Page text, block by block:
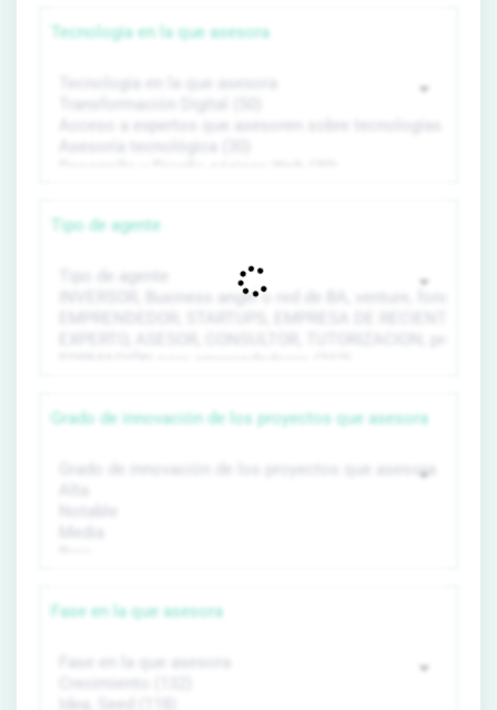
Tecnología en la que asesora
Tipo de agente
Grado de innovación de los proyectos que asesora
Fase en la que asesora